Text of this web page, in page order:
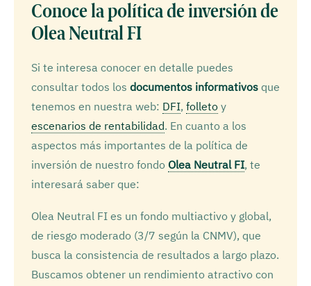
Conoce la política de inversión de
Olea Neutral FI
Si te interesa conocer en detalle puedes
consultar todos los documentos informativos que
tenemos en nuestra web: DFI, folleto y
escenarios de rentabilidad. En cuanto a los
aspectos más importantes de la política de
inversión de nuestro fondo Olea Neutral FI, te
interesará saber que:
Olea Neutral FI es un fondo multiactivo y global,
de riesgo moderado (3/7 según la CNMV), que
busca la consistencia de resultados a largo plazo.
Buscamos obtener un rendimiento atractivo con